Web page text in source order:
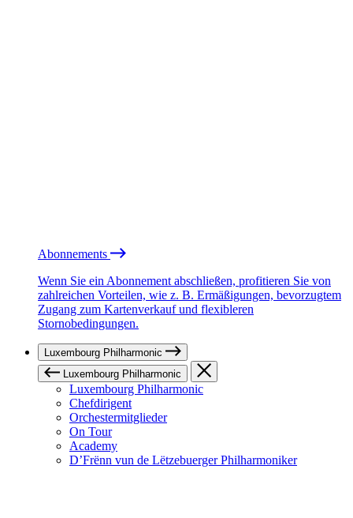
Abonnements
Wenn Sie ein Abonnement abschließen, profitieren Sie von
zahlreichen Vorteilen, wie z. B. Ermäßigungen, bevorzugtem
Zugang zum Kartenverkauf und flexibleren
Stornobedingungen.
Luxembourg Philharmonic
Luxembourg Philharmonic
Luxembourg Philharmonic
Chefdirigent
Orchestermitglieder
On Tour
Academy
D’Frënn vun de Lëtzebuerger Philharmoniker